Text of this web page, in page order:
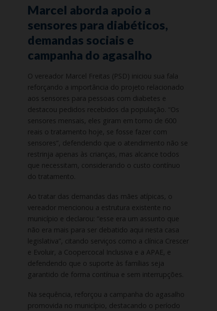
Marcel aborda apoio a
sensores para diabéticos,
demandas sociais e
campanha do agasalho
O vereador Marcel Freitas (PSD) iniciou sua fala
reforçando a importância do projeto relacionado
aos sensores para pessoas com diabetes e
destacou pedidos recebidos da população. “Os
sensores mensais, eles giram em torno de 600
reais o tratamento hoje, se fosse fazer com
sensores”, defendendo que o atendimento não se
restrinja apenas às crianças, mas alcance todos
que necessitam, considerando o custo contínuo
do tratamento.
Ao tratar das demandas das mães atípicas, o
vereador mencionou a estrutura existente no
município e declarou: “esse era um assunto que
não era mais para ser debatido aqui nesta casa
legislativa”, citando serviços como a clínica Crescer
e Evoluir, a Coopercocal Inclusiva e a APAE, e
defendendo que o suporte às famílias seja
garantido de forma contínua e sem interrupções.
Na sequência, reforçou a campanha do agasalho
promovida no município, destacando o período